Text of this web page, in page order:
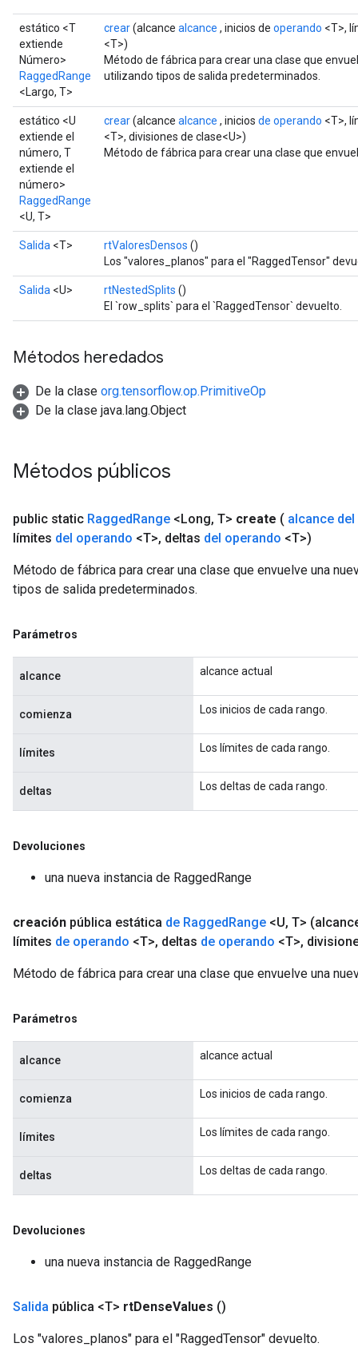
estático <T
extiende
Número>
RaggedRange
<Largo, T>
crear(alcance alcance , inicios de operando <T>,
<T>)
Método de fábrica para crear una clase que
utilizando tipos de salida predeterminados.
estático <U
extiende el
número, T
extiende el
número>
RaggedRange
<U, T>
crear(alcance alcance , inicios de operando <T>,
<T>, divisiones de clase<U>)
Método de fábrica para crear una clase que
Salida <T> rtValoresDensos ()
Los "valores_planos" para el "RaggedTensor"
Salida <U> rtNestedSplits ()
El `row_splits` para el `RaggedTensor` devuelto.
Métodos heredados
De la clase org.tensorflow.op.PrimitiveOp
De la clase java.lang.Object
Métodos públicos
public static RaggedRange <Long, T> create ( alcance del
límites del operando <T>, deltas del operando <T>)
Método de fábrica para crear una clase que envuelve una
tipos de salida predeterminados.
Parámetros
alcance alcance actual
comienza Los inicios de cada rango.
límites Los límites de cada rango.
deltas Los deltas de cada rango.
Devoluciones
una nueva instancia de RaggedRange
creación pública estática de RaggedRange <U, T>
límites de operando <T>, deltas de operando <T>,
Método de fábrica para crear una clase que envuelve una
Parámetros
alcance alcance actual
comienza Los inicios de cada rango.
límites Los límites de cada rango.
deltas Los deltas de cada rango.
Devoluciones
una nueva instancia de RaggedRange
Salida pública <T> rtDenseValues ​​()
Los "valores_planos" para el "RaggedTensor" devuelto.